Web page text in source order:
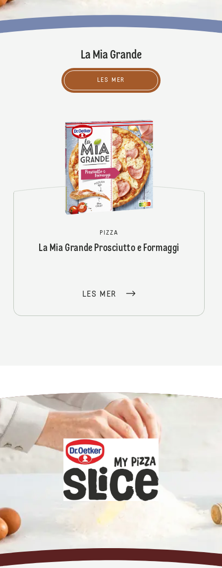
La Mia Grande
LES MER
PIZZA
La Mia Grande Prosciutto e Formaggi
LES MER